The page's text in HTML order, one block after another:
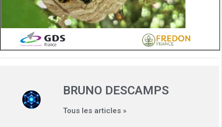
BRUNO DESCAMPS
Tous les articles »